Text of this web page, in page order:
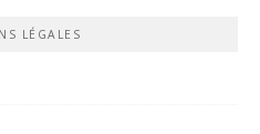
LÉGALES